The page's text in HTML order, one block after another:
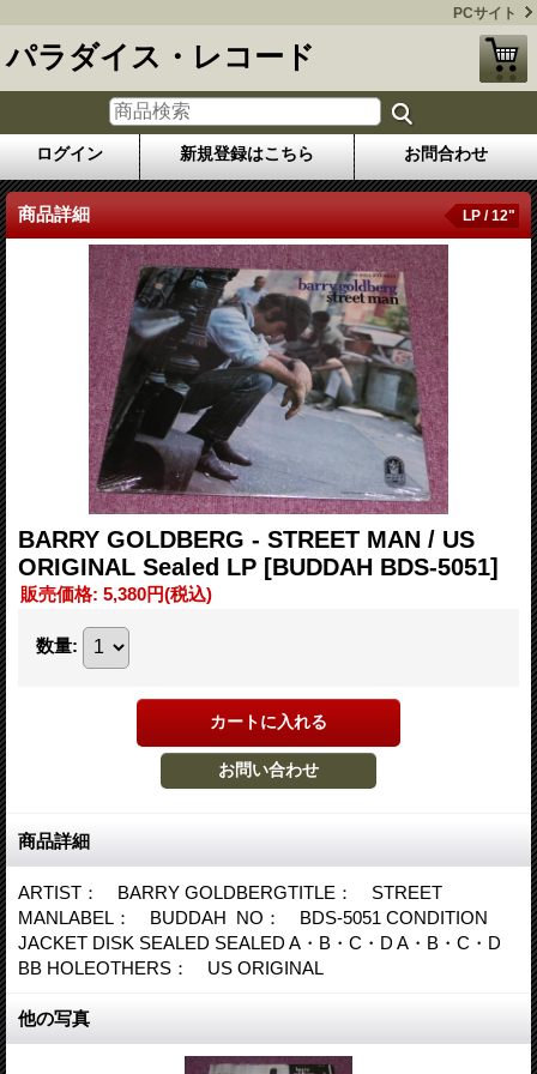
PCサイト
パラダイス・レコード
ログイン 新規登録はこちら お問合わせ
商品詳細 LP / 12"
BARRY GOLDBERG - STREET MAN / US
ORIGINAL Sealed LP [BUDDAH BDS-5051]
販売価格: 5,380円(税込)
数量:
商品詳細
ARTIST： BARRY GOLDBERGTITLE： STREET
MANLABEL： BUDDAH NO： BDS-5051 CONDITION
JACKET DISK SEALED SEALED A・B・C・D A・B・C・D
BB HOLEOTHERS： US ORIGINAL
他の写真